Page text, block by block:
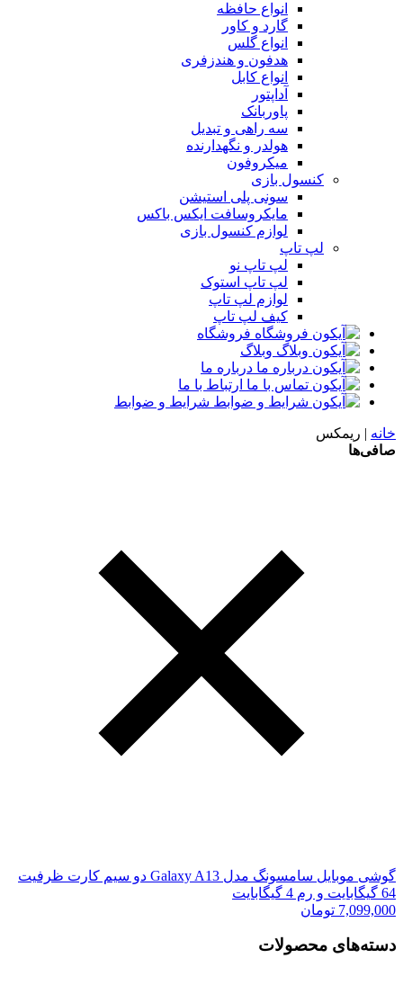
انواع حافظه
گارد و کاور
انواع گلس
هدفون و هندزفری
انواع کابل
آداپتور
پاوربانک
سه راهی و تبدیل
هولدر و نگهدارنده
میکروفون
کنسول بازی
سونی پلی استیشن
مایکروسافت ایکس باکس
لوازم کنسول بازی
لپ تاپ
لپ تاپ نو
لپ تاپ استوک
لوازم لپ تاپ
کیف لپ تاپ
فروشگاه
وبلاگ
درباره ما
ارتباط با ما
شرایط و ضوابط
خانه | ریمکس
صافی‌ها
گوشی موبایل سامسونگ مدل Galaxy A13 دو سیم کارت ظرفیت
64 گیگابایت و رم 4 گیگابایت
7,099,000 تومان
دسته‌های محصولات